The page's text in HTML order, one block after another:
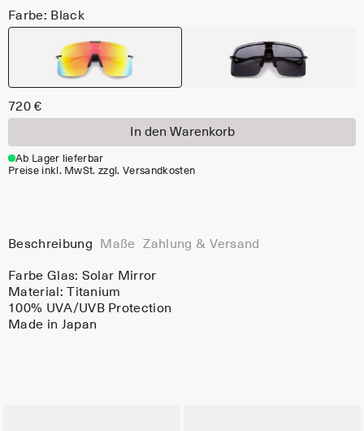
Farbe: Black
720 €
In den Warenkorb
Ab Lager lieferbar
Preise inkl. MwSt. zzgl. Versandkosten
Beschreibung Maße Zahlung & Versand
Farbe Glas: Solar Mirror
Material:Titanium
100% UVA/UVB Protection
Made in Japan